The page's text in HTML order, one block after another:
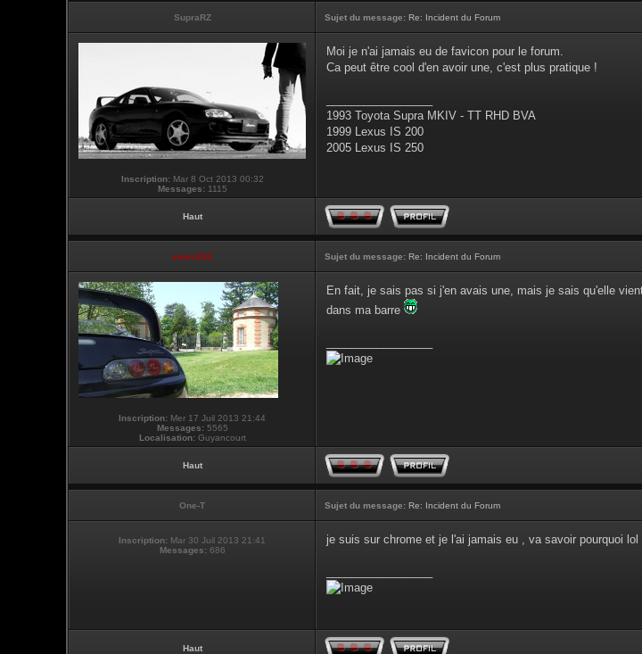
SupraRZ Sujet du message: Re: Incident du Forum
Inscription:Mar 8 Oct 2013 00:32
Messages:1115
Moi je n'ai jamais eu de favicon pour le forum.
Ca peut être cool d'en avoir une, c'est plus pratique !
1993 Toyota Supra MKIV - TT RHD BVA
1999 Lexus IS 200
2005 Lexus IS 250
Haut
vmax330 Sujet du message: Re: Incident du Forum
Inscription: Mer 17 Juil 2013 21:44
Messages:5565
Localisation:Guyancourt
En fait, je sais pas si j'en avais une, mais je sais qu'elle
dans ma barre
Haut
One-T Sujet du message: Re: Incident du Forum
Inscription: Mar 30 Juil 2013 21:41
Messages:686
je suis sur chrome et je l'ai jamais eu , va savoir pourquoi lol
Haut